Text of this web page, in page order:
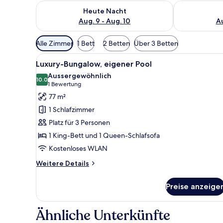
Heute Nacht
Aug. 9 - Aug. 10
Überprüfe die Verfügbarkeit für heute Nacht, Aug.
Überprüfe
Verfügbare
Filter
für
Zimmer
Alle Zimmer 1 Bett 2 Betten Über 3 Betten
Alle
Fotos
für
Luxury-
Bungalow,
eigener
Pool
anzeigen
11
Luxury-Bungalow, eigener Pool
10.010.0 von 10
Aussergewöhnlich
1 Bewertung
(1
Bewertung)
77 m²
1 Schlafzimmer
Platz für 3 Personen
1 King-Bett und 1 Queen-Schlafsofa
Kostenloses WLAN
Weitere Details
Weitere
Bungalow,
eigener
Pool
Preise
Ähnliche Unterkünfte